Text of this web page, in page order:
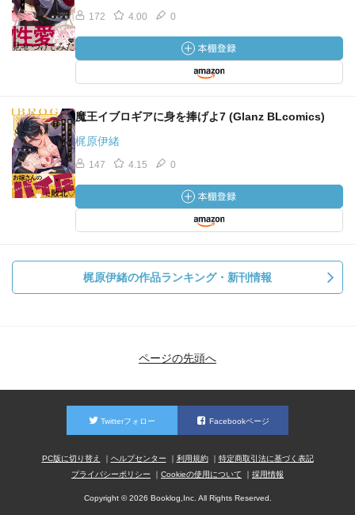
172 4.00 0
魔王イブロギアに身を捧げよ7 (Glanz BLcomics)
梶原伊緒
147 4.15 0
梶原伊緒の作品ランキング・新刊情報
ページの先頭へ
Twitterフォロー Facebookページ
PC版に切り替え ヘルプセンター 利用規約
特定商取引法に基づく表記
プライバシーポリシー
Cookieの使用について 採用情報
Copyright © 2026 Booklog,Inc. All Rights Reserved.